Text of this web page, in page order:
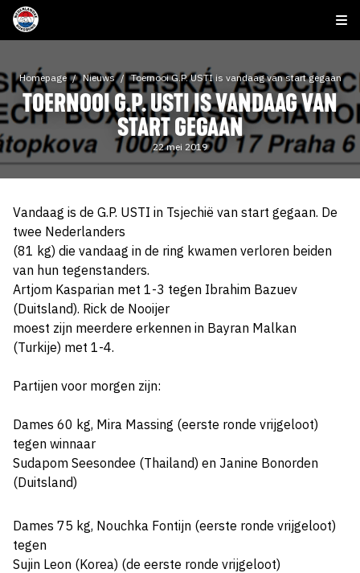
Homepage Nieuws Toernooi G.P. USTI is vandaag van start gegaan
TOERNOOI G.P. USTI IS VANDAAG VAN
START GEGAAN
22 mei 2019
Vandaag is de G.P. USTI in Tsjechië van start gegaan. De
twee Nederlanders
(81 kg) die vandaag in de ring kwamen verloren beiden
van hun tegenstanders.
Artjom Kasparian met 1-3 tegen Ibrahim Bazuev
(Duitsland). Rick de Nooijer
moest zijn meerdere erkennen in Bayran Malkan
(Turkije) met 1-4.
Partijen voor morgen zijn:
Dames 60 kg, Mira Massing (eerste ronde vrijgeloot)
tegen winnaar
Sudapom Seesondee (Thailand) en Janine Bonorden
(Duitsland)
Dames 75 kg, Nouchka Fontijn (eerste ronde vrijgeloot)
tegen
Sujin Leon (Korea) (de eerste ronde vrijgeloot)